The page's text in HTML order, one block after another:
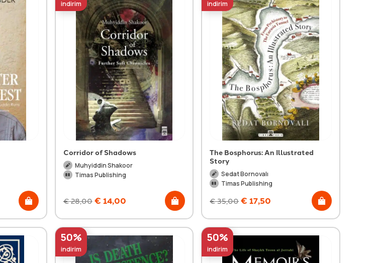
indirim
Corridor of Shadows
Muhyiddin Shakoor
Timas Publishing
€28,00 € 14,00
indirim
The Bosphorus: An Illustrated
Story
Sedat Bornovalı
Timas Publishing
€35,00 € 17,50
50%
indirim
50%
indirim